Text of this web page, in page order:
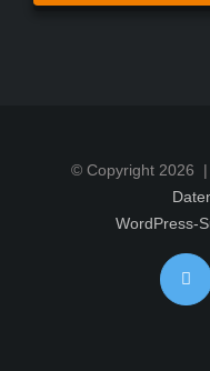
© Copyright 2026 |
WordPress-